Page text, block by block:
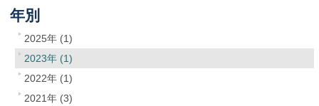
年別
2025年 (1)
2023年 (1)
2022年 (1)
2021年 (3)